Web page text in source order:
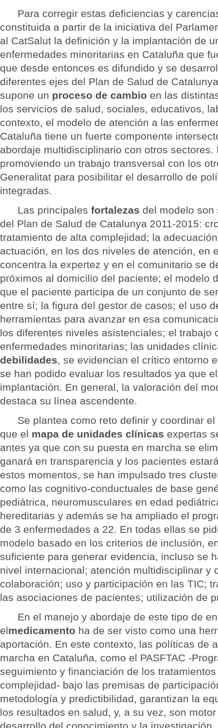
Para corregir estas deficiencias y
constituida a partir de la iniciativa del
al CatSalut la definición y la implantación de
enfermedades minoritarias en Cataluña que
que desde entonces es difundido y se
diferentes ejes del Plan de Salud de
supone un proceso de cambio en las
los servicios de salud, sociales, educativos,
contexto, el modelo de atención a las
Cataluña tiene un fuerte componente
abordaje multidisciplinario con otros
promoviendo un trabajo transversal con los
Generalitat para posibilitar el desarrollo de
integradas.
Las principales fortalezas del modelo
del Plan de Salud de Catalunya 2011-2015:
tratamiento de alta complejidad; la
actuación, en los dos niveles de atención, en
concentra la expertez y en el comunitario se
próximos al domicilio del paciente; el modelo
que el paciente participa de un conjunto de
entre sí; la figura del gestor de casos; el uso
herramientas para avanzar en esa
los diferentes niveles asistenciales; el trabajo
enfermedades minoritarias; las unidades
debilidades, se evidencian el crítico entorno
se han podido evaluar los resultados ya que
implantación. En general, la valoración del
destaca su línea ascendente.
Se plantea como reto definir y coordinar el
que el mapa de unidades clínicas expertas
antes ya que con su puesta en marcha se
ganará en transparencia y los pacientes
estos momentos, se han impulsado tres
como las cognitivo-conductuales de base
pediátrica, neuromusculares en edad
hereditarias y además se ha ampliado el
de 3 enfermedades a 22. En todas ellas se
modelo basado en los criterios de inclusión,
suficiente para generar evidencia, incluso se
nivel internacional; atención multidisciplinar y
colaboración; uso y participación en las TIC;
las asociaciones de pacientes; utilización de
En el manejo y abordaje de este tipo de
elmedicamento ha de ser visto como una
aportación. En este contexto, las políticas de
marcha en Cataluña, como el PASFTAC -
seguimiento y financiación de los
complejidad- bajo las premisas de
metodología y predictibilidad, garantizan la
los resultados en salud, y, a su vez, son